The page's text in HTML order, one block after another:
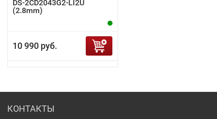
DS-2CD2043G2-LI2U
(2.8mm)
10 990 руб.
КОНТАКТЫ